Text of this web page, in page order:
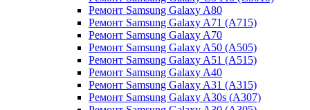
Ремонт Samsung Galaxy A80
Ремонт Samsung Galaxy A71 (A715)
Ремонт Samsung Galaxy A70
Ремонт Samsung Galaxy A50 (A505)
Ремонт Samsung Galaxy A51 (A515)
Ремонт Samsung Galaxy A40
Ремонт Samsung Galaxy A31 (A315)
Ремонт Samsung Galaxy A30s (A307)